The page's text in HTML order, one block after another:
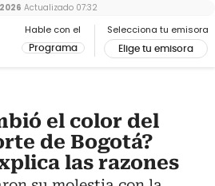
Hable con el
Programa
Selecciona tu emisora
Elige tu emisora
Actualizado 07:32
el color del
de Bogotá?
las razones